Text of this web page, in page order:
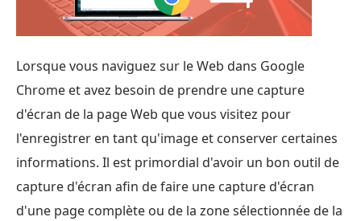
Lorsque vous naviguez sur le Web dans Google
Chrome et avez besoin de prendre une capture
d'écran de la page Web que vous visitez pour
l'enregistrer en tant qu'image et conserver certaines
informations. Il est primordial d'avoir un bon outil de
capture d'écran afin de faire une capture d'écran
d'une page complète ou de la zone sélectionnée de la